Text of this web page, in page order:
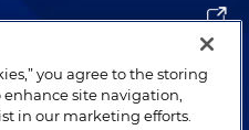
you agree to the storing
site navigation,
in our marketing efforts.